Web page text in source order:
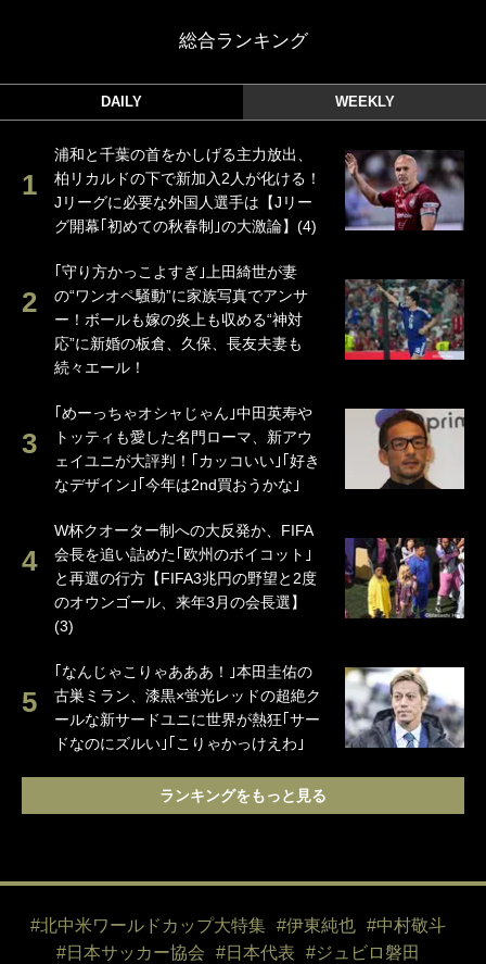
総合ランキング
DAILY WEEKLY
浦和と千葉の首をかしげる主力放出、
柏リカルドの下で新加入2人が化ける！
Jリーグに必要な外国人選手は【Jリー
グ開幕｢初めての秋春制｣の大激論】(4)
｢守り方かっこよすぎ｣上田綺世が妻
の“ワンオペ騒動”に家族写真でアンサ
ー！ボールも嫁の炎上も収める“神対
応”に新婚の板倉、久保、長友夫妻も
続々エール！
｢めーっちゃオシャじゃん｣中田英寿や
トッティも愛した名門ローマ、新アウ
ェイユニが大評判！｢カッコいい｣｢好き
なデザイン｣｢今年は2nd買おうかな｣
W杯クオーター制への大反発か、FIFA
会長を追い詰めた｢欧州のボイコット｣
と再選の行方【FIFA3兆円の野望と2度
のオウンゴール、来年3月の会長選】
(3)
｢なんじゃこりゃあああ！｣本田圭佑の
古巣ミラン、漆黒×蛍光レッドの超絶ク
ールな新サードユニに世界が熱狂｢サー
ドなのにズルい｣｢こりゃかっけえわ｣
ランキングをもっと見る
#北中米ワールドカップ大特集 #伊東純也
#中村敬斗
#日本サッカー協会
#日本代表
#ジュビロ磐田